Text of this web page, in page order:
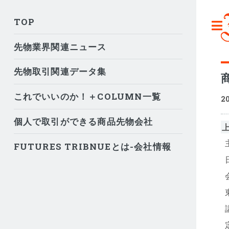
TOP
先物業界関連ニュース
先物取引関連データ集
これでいいのか！＋COLUMN一覧
個人で取引ができる商品先物会社
FUTURES TRIBNUEとは-会社情報